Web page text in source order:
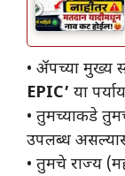
• ​ॲपच्या मुख्य
EPIC’ या
• ​तुमच्याकडे
उपलब्ध असल्यास
• ​तुमचे राज्य